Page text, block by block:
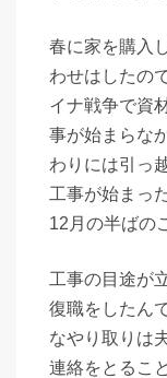
春に家を購入
わせはしたの
イナ戦争で資
事が始まらな
わりには引っ
工事が始まっ
12月の半ばの
工事の目途が
復職をしたん
なやり取りは
連絡をとるこ